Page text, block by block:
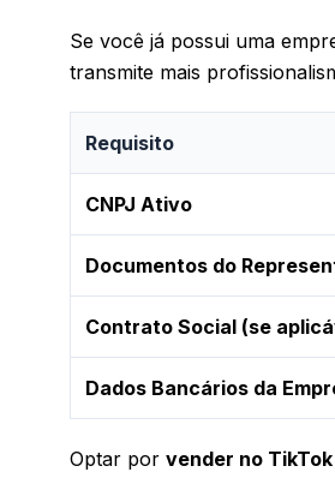
Se você já possui uma
transmite mais
Requisito
CNPJ Ativo
Documentos do
Contrato Social (se
Dados Bancários da
Optar por vender no TikTok